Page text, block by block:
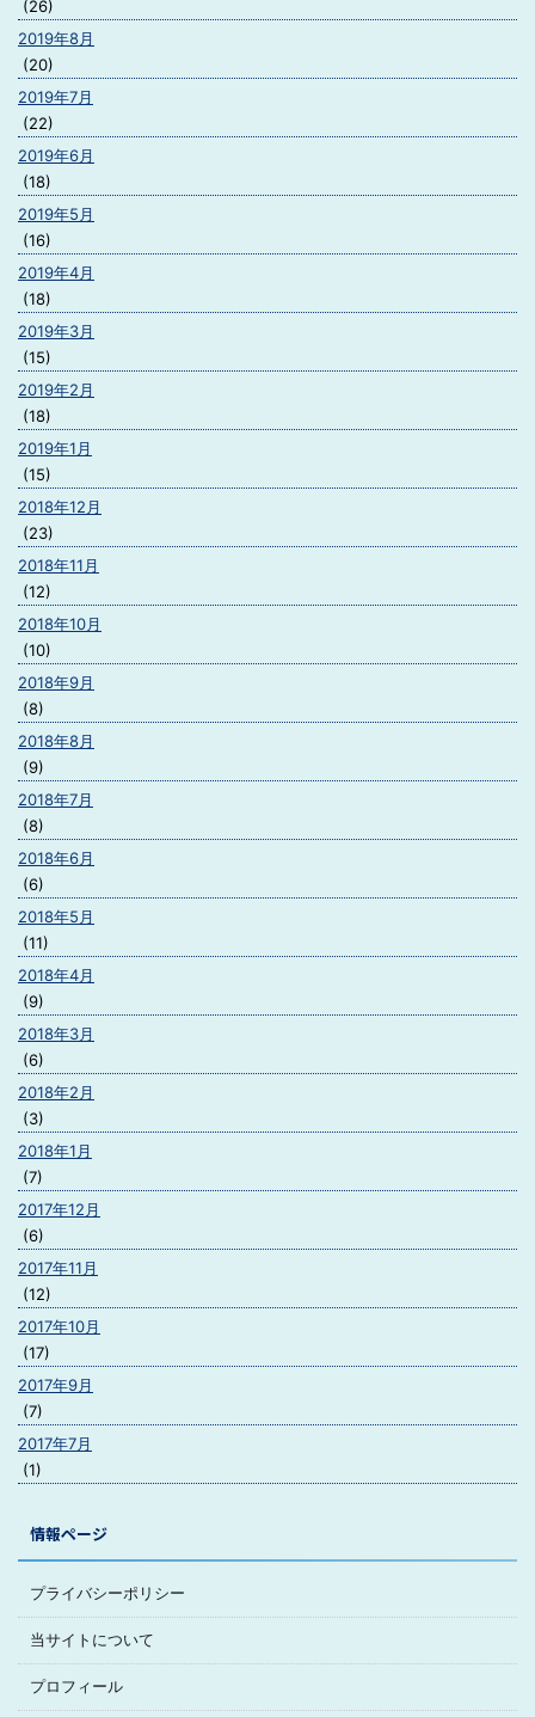
(26)
2019年8月
(20)
2019年7月
(22)
2019年6月
(18)
2019年5月
(16)
2019年4月
(18)
2019年3月
(15)
2019年2月
(18)
2019年1月
(15)
2018年12月
(23)
2018年11月
(12)
2018年10月
(10)
2018年9月
(8)
2018年8月
(9)
2018年7月
(8)
2018年6月
(6)
2018年5月
(11)
2018年4月
(9)
2018年3月
(6)
2018年2月
(3)
2018年1月
(7)
2017年12月
(6)
2017年11月
(12)
2017年10月
(17)
2017年9月
(7)
2017年7月
(1)
情報ページ
プライバシーポリシー
当サイトについて
プロフィール